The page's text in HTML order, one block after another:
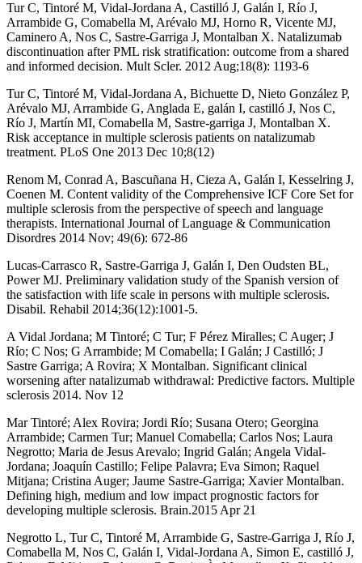
Tur C, Tintoré M, Vidal-Jordana A, Castilló J, Galán I, Río J,
Arrambide G, Comabella M, Arévalo MJ, Horno R, Vicente MJ,
Caminero A, Nos C, Sastre-Garriga J, Montalban X. Natalizumab
discontinuation after PML risk stratification: outcome from a shared
and informed decision. Mult Scler. 2012 Aug;18(8): 1193-6
Tur C, Tintoré M, Vidal-Jordana A, Bichuette D, Nieto González P,
Arévalo MJ, Arrambide G, Anglada E, galán I, castilló J, Nos C,
Río J, Martín MI, Comabella M, Sastre-garriga J, Montalban X.
Risk acceptance in multiple sclerosis patients on natalizumab
treatment. PLoS One 2013 Dec 10;8(12)
Renom M, Conrad A, Bascuñana H, Cieza A, Galán I, Kesselring J,
Coenen M. Content validity of the Comprehensive ICF Core Set for
multiple sclerosis from the perspective of speech and language
therapists. International Journal of Language & Communication
Disordres 2014 Nov; 49(6): 672-86
Lucas-Carrasco R, Sastre-Garriga J, Galán I, Den Oudsten BL,
Power MJ. Preliminary validation study of the Spanish version of
the satisfaction with life scale in persons with multiple sclerosis.
Disabil. Rehabil 2014;36(12):1001-5.
A Vidal Jordana; M Tintoré; C Tur; F Pérez Miralles; C Auger; J
Río; C Nos; G Arrambide; M Comabella; I Galán; J Castilló; J
Sastre Garriga; A Rovira; X Montalban. Significant clinical
worsening after natalizumab withdrawal: Predictive factors. Multiple
sclerosis 2014. Nov 12
Mar Tintoré; Alex Rovira; Jordi Río; Susana Otero; Georgina
Arrambide; Carmen Tur; Manuel Comabella; Carlos Nos; Laura
Negrotto; Maria de Jesus Arevalo; Ingrid Galán; Angela Vidal-
Jordana; Joaquín Castillo; Felipe Palavra; Eva Simon; Raquel
Mitjana; Cristina Auger; Jaume Sastre-Garriga; Xavier Montalban.
Defining high, medium and low impact prognostic factors for
developing multiple sclerosis. Brain.2015 Apr 21
Negrotto L, Tur C, Tintoré M, Arrambide G, Sastre-Garriga J, Río J,
Comabella M, Nos C, Galán I, Vidal-Jordana A, Simon E, castilló J,